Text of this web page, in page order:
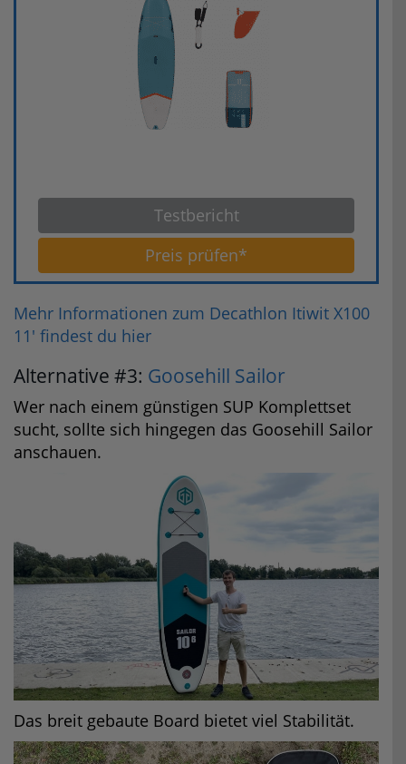
Testbericht
Preis prüfen*
Mehr Informationen zum Decathlon Itiwit X100
11' findest du hier
Alternative #3: Goosehill Sailor
Wer nach einem günstigen SUP Komplettset
sucht, sollte sich hingegen das Goosehill Sailor
anschauen.
Das breit gebaute Board bietet viel Stabilität.